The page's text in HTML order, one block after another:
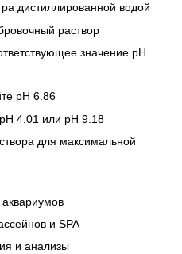
дистиллированной водой
раствор
значение pH
pH 6.86
4.01 или pH 9.18
для максимальной
и SPA
и анализы